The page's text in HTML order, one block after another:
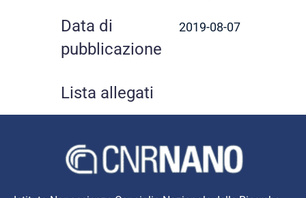
Data di
pubblicazione
2019-08-07
Lista allegati